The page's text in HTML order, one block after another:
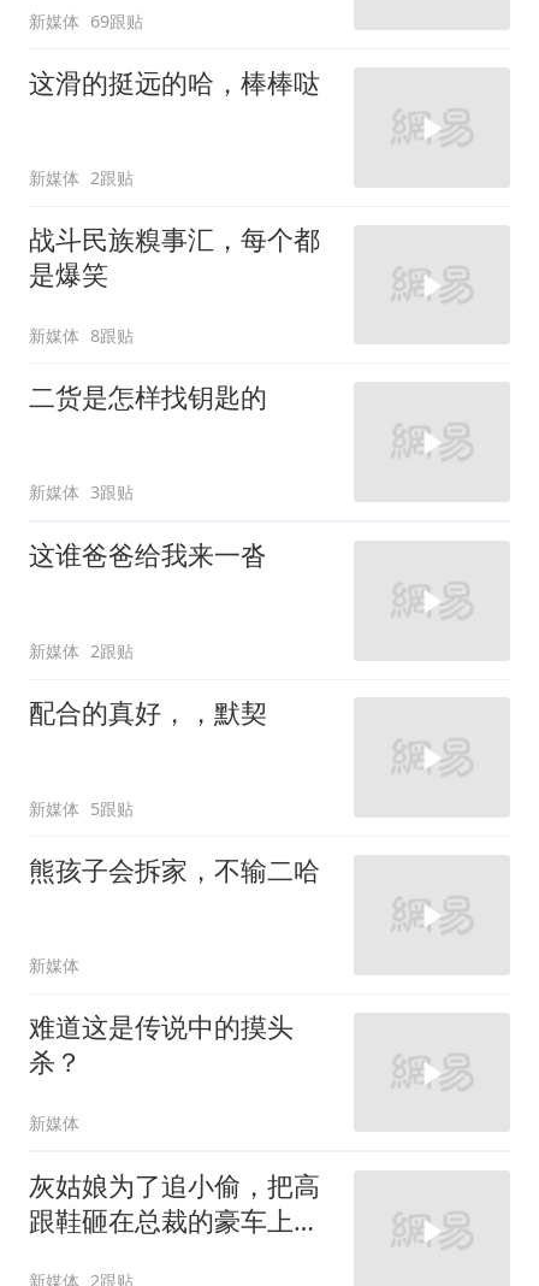
新媒体 69跟贴
这滑的挺远的哈，棒棒哒
新媒体 2跟贴
战斗民族糗事汇，每个都
是爆笑
新媒体 8跟贴
二货是怎样找钥匙的
新媒体 3跟贴
这谁爸爸给我来一沓
新媒体 2跟贴
配合的真好，，默契
新媒体 5跟贴
熊孩子会拆家，不输二哈
新媒体
难道这是传说中的摸头
杀？
新媒体
灰姑娘为了追小偷，把高
跟鞋砸在总裁的豪车上，
新媒体 2跟贴